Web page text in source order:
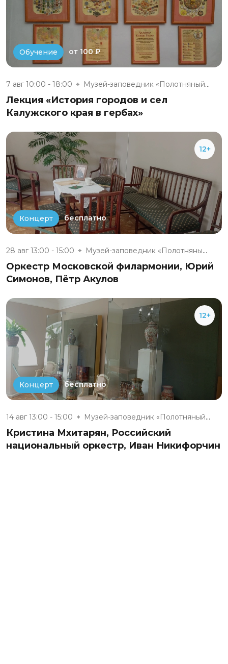
Обучение от 100 ₽
7 авг 10:00 - 18:00 Музей-заповедник «Полотняный З...
Лекция «История городов и сел
Калужского края в гербах»
12+
Концерт бесплатно
28 авг 13:00 - 15:00 Музей-заповедник «Полотняный З...
Оркестр Московской филармонии, Юрий
Симонов, Пётр Акулов
12+
Концерт бесплатно
14 авг 13:00 - 15:00 Музей-заповедник «Полотняный З...
Кристина Мхитарян, Российский
национальный оркестр, Иван Никифорчин